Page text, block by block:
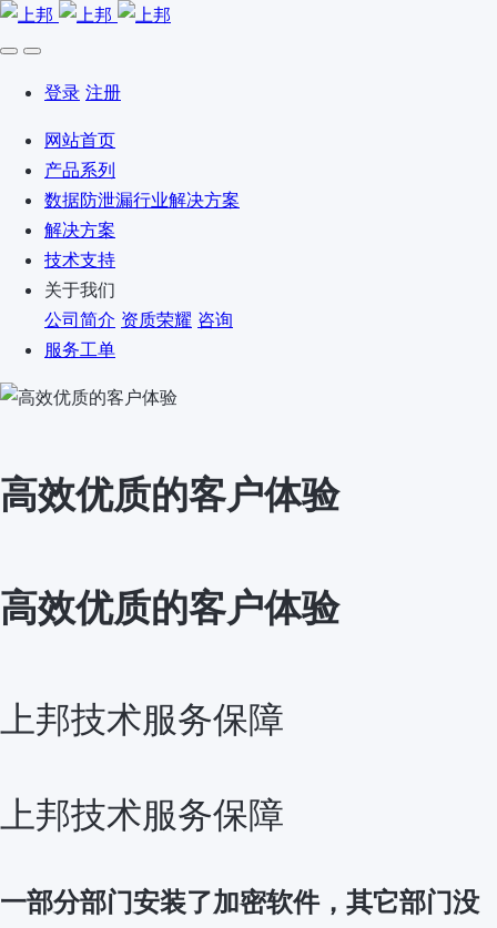
登录 注册
网站首页
产品系列
数据防泄漏行业解决方案
解决方案
技术支持
关于我们
公司简介 资质荣耀 咨询
服务工单
高效优质的客户体验
高效优质的客户体验
上邦技术服务保障
上邦技术服务保障
一部分部门安装了加密软件，其它部门没